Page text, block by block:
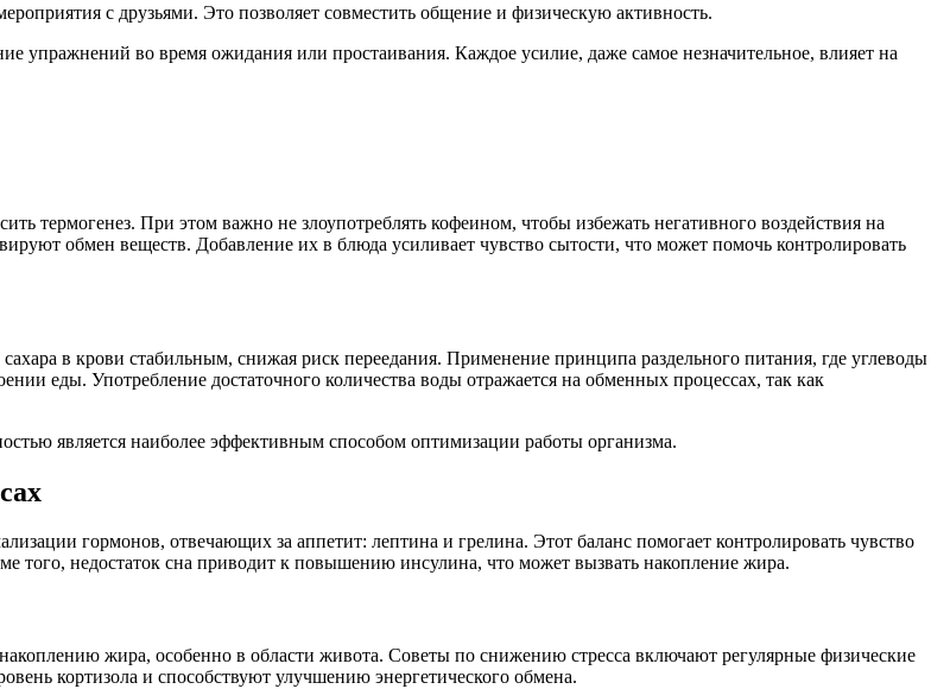
с друзьями. Это позволяет совместить общение и физическую активность.
упражнений во время ожидания или простаивания. Каждое усилие, даже самое незначительное, влияет на
термогенез. При этом важно не злоупотреблять кофеином, чтобы избежать негативного воздействия на
обмен веществ. Добавление их в блюда усиливает чувство сытости, что может помочь контролировать
в крови стабильным, снижая риск переедания. Применение принципа раздельного питания, где углеводы
еды. Употребление достаточного количества воды отражается на обменных процессах, так как
является наиболее эффективным способом оптимизации работы организма.
гормонов, отвечающих за аппетит: лептина и грелина. Этот баланс помогает контролировать чувство
того, недостаток сна приводит к повышению инсулина, что может вызвать накопление жира.
жира, особенно в области живота. Советы по снижению стресса включают регулярные физические
кортизола и способствуют улучшению энергетического обмена.